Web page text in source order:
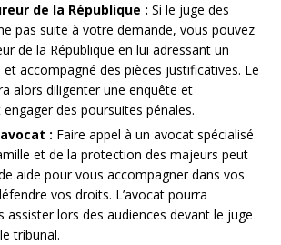
de la République : Si le juge des
pas suite à votre demande, vous pouvez
de la République en lui adressant un
accompagné des pièces justificatives. Le
alors diligenter une enquête et
des poursuites pénales.
: Faire appel à un avocat spécialisé
et de la protection des majeurs peut
aide pour vous accompagner dans vos
vos droits. L’avocat pourra
assister lors des audiences devant le juge
tribunal.